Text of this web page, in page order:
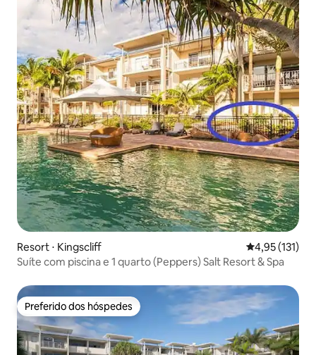
Resort ⋅ Kingscliff 4,95 de uma
4,95 (131)
Suíte com piscina e 1 quarto (Peppers) Salt Resort & Spa
Preferido dos hóspedes
Preferido dos hóspedes